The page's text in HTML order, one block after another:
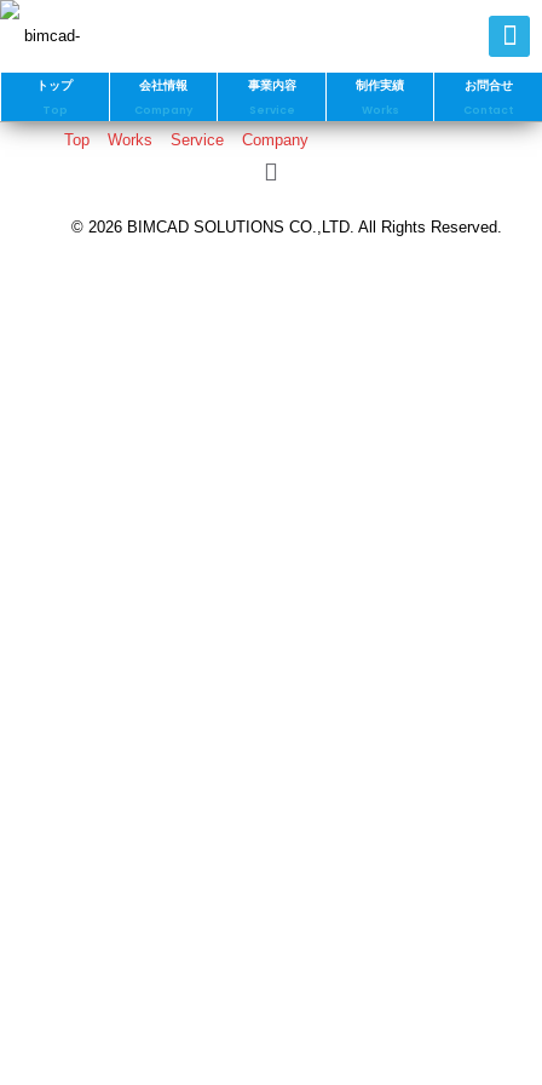
トップ
Top
会社情報
Company
事業内容
Service
制作実績
Works
お問合せ
Contact
Top Works Service Company
© 2026 BIMCAD SOLUTIONS CO.,LTD. All Rights Reserved.